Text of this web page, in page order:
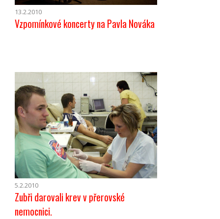
13.2.2010
Vzpomínkové koncerty na Pavla Nováka
5.2.2010
Zubři darovali krev v přerovské
nemocnici.